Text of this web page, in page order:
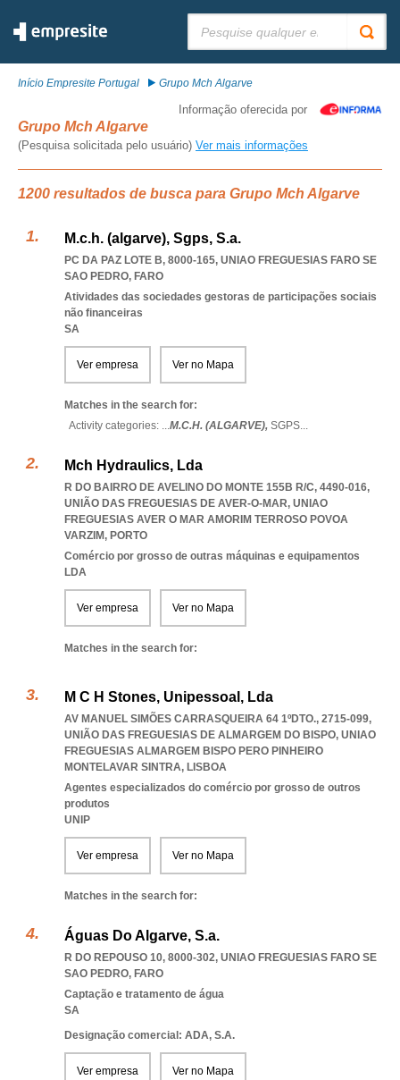
Início Empresite Portugal Grupo Mch Algarve
Informação oferecida por
Grupo Mch Algarve
(Pesquisa solicitada pelo usuário) Ver mais informações
1200 resultados de busca para Grupo Mch Algarve
M.c.h. (algarve), Sgps, S.a.
PC DA PAZ LOTE B, 8000-165, UNIAO FREGUESIAS FARO SE
SAO PEDRO, FARO
Atividades das sociedades gestoras de participações sociais
não financeiras
SA
Ver empresa Ver no Mapa
Matches in the search for:
Activity categories: ...M.C.H. (ALGARVE), SGPS...
Mch Hydraulics, Lda
R DO BAIRRO DE AVELINO DO MONTE 155B R/C, 4490-016,
UNIÃO DAS FREGUESIAS DE AVER-O-MAR, UNIAO
FREGUESIAS AVER O MAR AMORIM TERROSO POVOA
VARZIM, PORTO
Comércio por grosso de outras máquinas e equipamentos
LDA
Ver empresa Ver no Mapa
Matches in the search for:
M C H Stones, Unipessoal, Lda
AV MANUEL SIMÕES CARRASQUEIRA 64 1ºDTO., 2715-099,
UNIÃO DAS FREGUESIAS DE ALMARGEM DO BISPO, UNIAO
FREGUESIAS ALMARGEM BISPO PERO PINHEIRO
MONTELAVAR SINTRA, LISBOA
Agentes especializados do comércio por grosso de outros
produtos
UNIP
Ver empresa Ver no Mapa
Matches in the search for:
Águas Do Algarve, S.a.
R DO REPOUSO 10, 8000-302, UNIAO FREGUESIAS FARO SE
SAO PEDRO, FARO
Captação e tratamento de água
SA
Designação comercial: ADA, S.A.
Ver empresa Ver no Mapa